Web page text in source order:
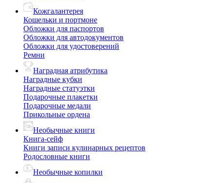
Кожгалантерея
Кошельки и портмоне
Обложки для паспортов
Обложки для автодокументов
Обложки для удостоверений
Ремни
Наградная атрибутика
Наградные кубки
Наградные статуэтки
Подарочные плакетки
Подарочные медали
Прикольные ордена
Необычные книги
Книга-сейф
Книги записи кулинарных рецептов
Родословные книги
Необычные копилки